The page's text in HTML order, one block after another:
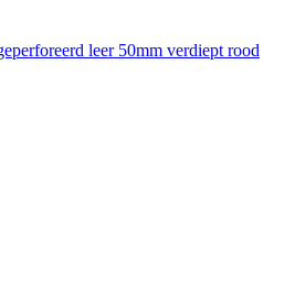
leer 50mm verdiept rood